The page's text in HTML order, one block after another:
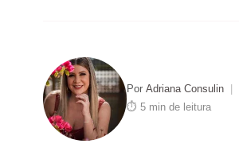
PorAdriana Consulin
⏱ 5 min de leitura